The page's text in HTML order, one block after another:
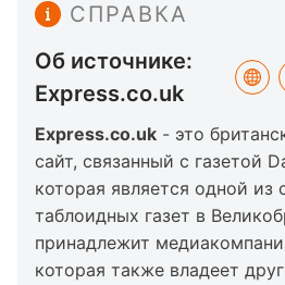
СПРАВКА
Об источнике:
Express.co.uk
Express.co.uk - это
сайт, связанный с газетой
которая является одной из
таблоидных газет в
принадлежит
которая также владеет